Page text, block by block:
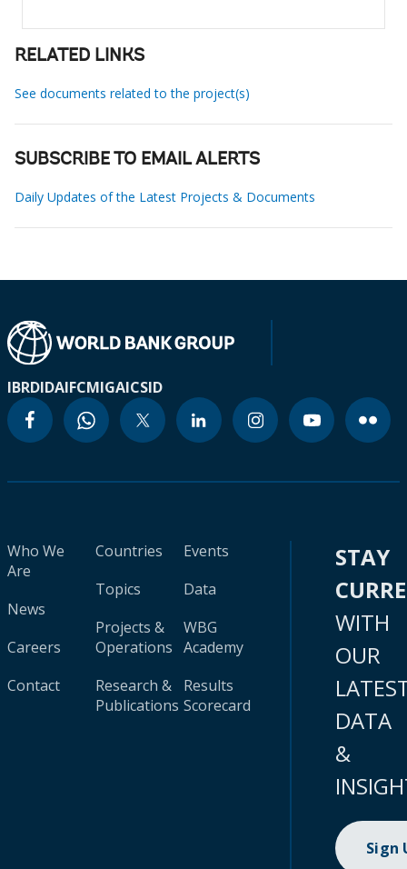
RELATED LINKS
See documents related to the project(s)
SUBSCRIBE TO EMAIL ALERTS
Daily Updates of the Latest Projects & Documents
IBRDIDAIFCMIGAICSID
Who We
Are
News
Careers
Contact
Countries
Topics
Projects &
Operations
Research &
Publications
Events
Data
WBG
Academy
Results
Scorecard
STAY
WITH
OUR
DATA
&
Sign